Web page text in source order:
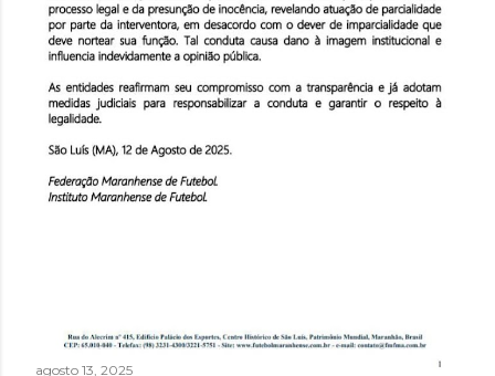
agosto 13, 2025